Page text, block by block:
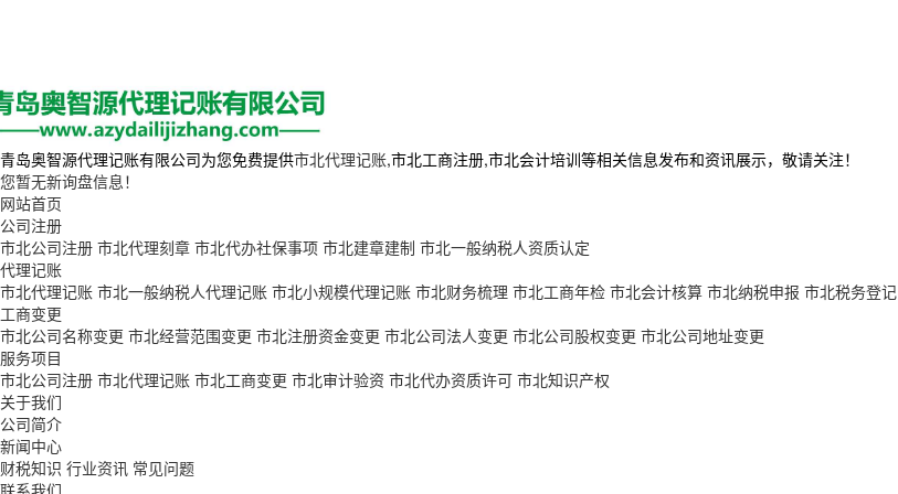
青岛奥智源代理记账有限公司为您免费提供市北代理记账,市北工商注册,市北会计培训等相关信息发布和资讯展示，敬请关注！
您暂无新询盘信息！
网站首页
公司注册
市北公司注册 市北代理刻章 市北代办社保事项 市北建章建制 市北一般纳税人资质认定
代理记账
市北代理记账 市北一般纳税人代理记账 市北小规模代理记账 市北财务梳理 市北工商年检 市北会计核算 市北纳税申报 市北税务登记
工商变更
市北公司名称变更 市北经营范围变更 市北注册资金变更 市北公司法人变更 市北公司股权变更 市北公司地址变更
服务项目
市北公司注册 市北代理记账 市北工商变更 市北审计验资 市北代办资质许可 市北知识产权
关于我们
公司简介
新闻中心
财税知识 行业资讯 常见问题
联系我们